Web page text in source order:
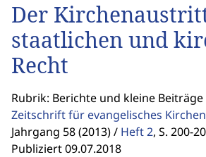
Der
staatlichen und
Recht
Rubrik: Berichte und kleine Beiträge
Zeitschrift für evangelisches
Jahrgang 58 (2013) / Heft 2, S. 200-
Publiziert 09.07.2018